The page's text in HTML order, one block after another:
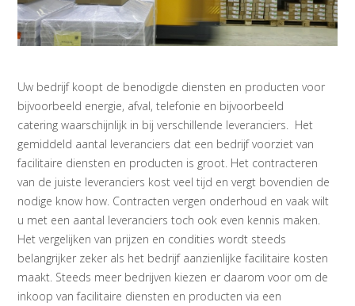
Uw bedrijf koopt de benodigde diensten en producten voor
bijvoorbeeld energie, afval, telefonie en bijvoorbeeld
catering waarschijnlijk in bij verschillende leveranciers. Het
gemiddeld aantal leveranciers dat een bedrijf voorziet van
facilitaire diensten en producten is groot. Het contracteren
van de juiste leveranciers kost veel tijd en vergt bovendien de
nodige know how. Contracten vergen onderhoud en vaak wilt
u met een aantal leveranciers toch ook even kennis maken.
Het vergelijken van prijzen en condities wordt steeds
belangrijker zeker als het bedrijf aanzienlijke facilitaire kosten
maakt. Steeds meer bedrijven kiezen er daarom voor om de
inkoop van facilitaire diensten en producten via een